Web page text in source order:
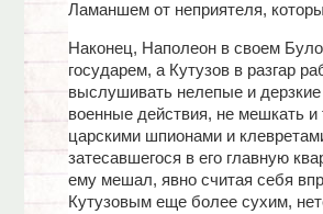
Ламаншем от неприятеля,
Наконец, Наполеон в своем
государем, а Кутузов в разгар
выслушивать нелепые и
военные действия, не мешкать и
царскими шпионами и
затесавшегося в его главную
ему мешал, явно считая себя
Кутузовым еще более сухим,